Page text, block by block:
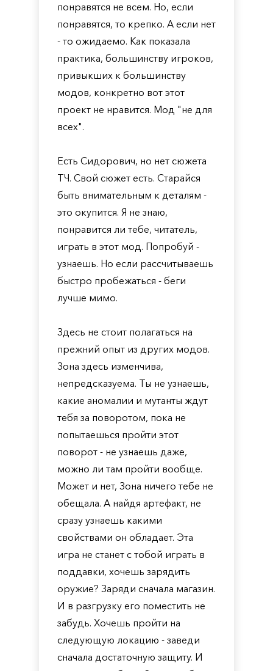
понравятся не всем. Но, если
понравятся, то крепко. А если нет
- то ожидаемо. Как показала
практика, большинству игроков,
привыкших к большинству
модов, конкретно вот этот
проект не нравится. Мод "не для
всех".
Есть Сидорович, но нет сюжета
ТЧ. Свой сюжет есть. Старайся
быть внимательным к деталям -
это окупится. Я не знаю,
понравится ли тебе, читатель,
играть в этот мод. Попробуй -
узнаешь. Но если рассчитываешь
быстро пробежаться - беги
лучше мимо.
Здесь не стоит полагаться на
прежний опыт из других модов.
Зона здесь изменчива,
непредсказуема. Ты не узнаешь,
какие аномалии и мутанты ждут
тебя за поворотом, пока не
попытаешься пройти этот
поворот - не узнаешь даже,
можно ли там пройти вообще.
Может и нет, Зона ничего тебе не
обещала. А найдя артефакт, не
сразу узнаешь какими
свойствами он обладает. Эта
игра не станет с тобой играть в
поддавки, хочешь зарядить
оружие? Заряди сначала магазин.
И в разгрузку его поместить не
забудь. Хочешь пройти на
следующую локацию - заведи
сначала достаточную защиту. И